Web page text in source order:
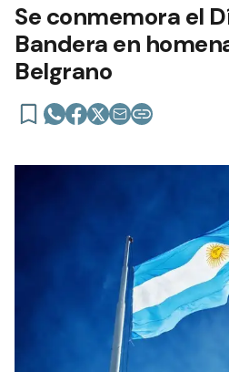
Se conmemora el
Bandera en
Belgrano